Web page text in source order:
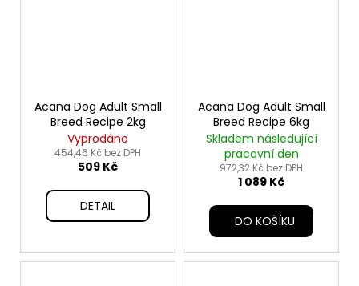
Acana Dog Adult Small
Breed Recipe 2kg
Vyprodáno
454,46 Kč bez DPH
509 Kč
DETAIL
Acana Dog Adult Small
Breed Recipe 6kg
Skladem následující
pracovní den
972,32 Kč bez DPH
1 089 Kč
DO KOŠÍKU